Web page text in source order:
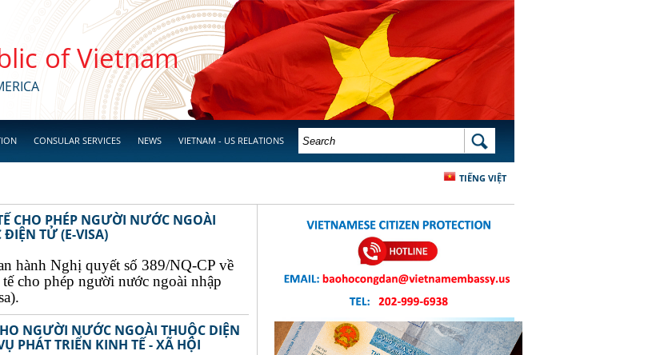
of Vietnam
CONSULAR SERVICES NEWS VIETNAM - US RELATIONS SEARCH FORM SEARCH
TIẾNG VIỆT
CHO PHÉP NGƯỜI NƯỚC NGOÀI
TỬ (E-VISA)
hành Nghị quyết số 389/NQ-CP về
cho phép người nước ngoài nhập
NGƯỜI NƯỚC NGOÀI THUỘC DIỆN
PHÁT TRIỂN KINH TẾ - XÃ HỘI